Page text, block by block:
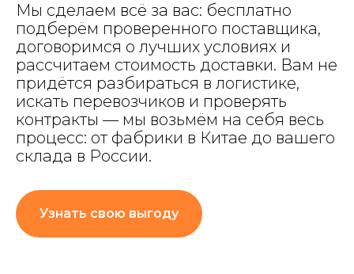
Мы сделаем всё за вас: бесплатно
подберём проверенного поставщика,
договоримся о лучших условиях и
рассчитаем стоимость доставки. Вам не
придётся разбираться в логистике,
искать перевозчиков и проверять
контракты — мы возьмём на себя весь
процесс: от фабрики в Китае до вашего
склада в России.
Узнать свою выгоду